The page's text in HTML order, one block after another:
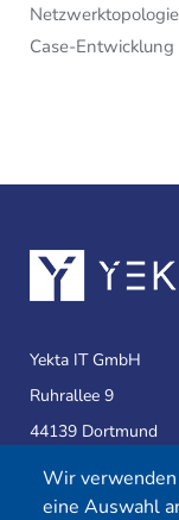
Case-
Wir
eine Auswahl
Yekta IT GmbH
Ruhrallee 9
44139 Dortmund
Telefon:0231